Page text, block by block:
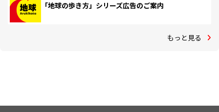
「地球の歩き方」シリーズ広告のご案内
もっと見る